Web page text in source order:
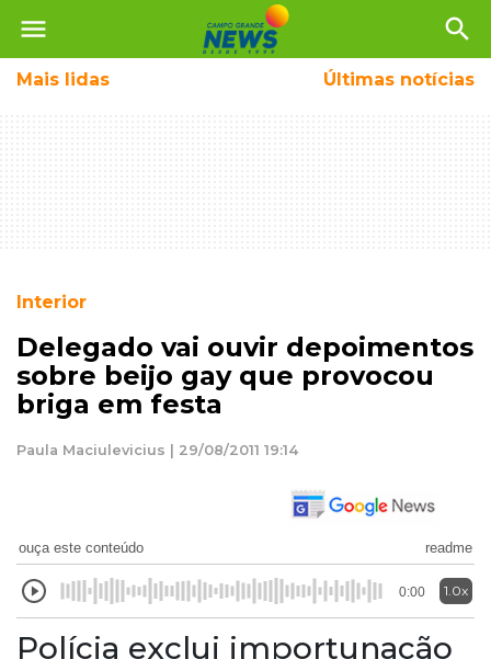
menu search
Mais lidas Últimas notícias
Interior
Delegado vai ouvir depoimentos
sobre beijo gay que provocou
briga em festa
Paula Maciulevicius | 29/08/2011 19:14
ouça este conteúdo readme
0:00 1.0x
Polícia exclui importunação